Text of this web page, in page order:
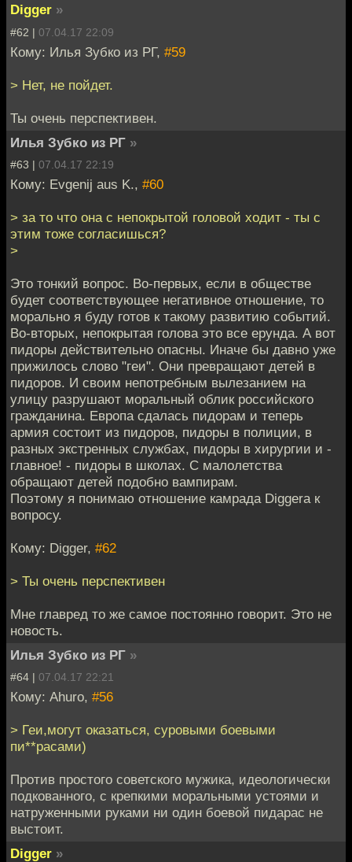
Digger »
#62 | 07.04.17 22:09
Кому: Илья Зубко из РГ, #59
> Нет, не пойдет.
Ты очень перспективен.
Илья Зубко из РГ »
#63 | 07.04.17 22:19
Кому: Evgenij aus K., #60
> за то что она с непокрытой головой ходит - ты с
этим тоже согласишься?
>
Это тонкий вопрос. Во-первых, если в обществе
будет соответствующее негативное отношение, то
морально я буду готов к такому развитию событий.
Во-вторых, непокрытая голова это все ерунда. А вот
пидоры действительно опасны. Иначе бы давно уже
прижилось слово "геи". Они превращают детей в
пидоров. И своим непотребным вылезанием на
улицу разрушают моральный облик российского
гражданина. Европа сдалась пидорам и теперь
армия состоит из пидоров, пидоры в полиции, в
разных экстренных службах, пидоры в хирургии и -
главное! - пидоры в школах. С малолетства
обращают детей подобно вампирам.
Поэтому я понимаю отношение камрада Diggera к
вопросу.
Кому: Digger, #62
> Ты очень перспективен
Мне главред то же самое постоянно говорит. Это не
новость.
Илья Зубко из РГ »
#64 | 07.04.17 22:21
Кому: Ahuro, #56
> Геи,могут оказаться, суровыми боевыми
пи**расами)
Против простого советского мужика, идеологически
подкованного, с крепкими моральными устоями и
натруженными руками ни один боевой пидарас не
выстоит.
Digger »